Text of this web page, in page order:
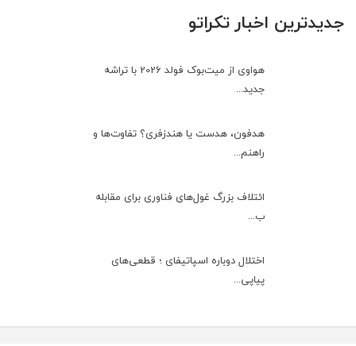
جدیدترین اخبار تکراتو
هواوی از میت‌بوک فولد 2026 با تراشه
جدید...
هدفون، هدست یا هندزفری؟ تفاوت‌ها و
راهنم...
ائتلاف بزرگ غول‌های فناوری برای مقابله
ب...
اختلال دوباره اسپاتیفای ؛ قطعی‌های
پیاپی...